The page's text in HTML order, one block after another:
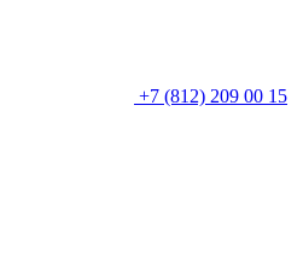
+7 (812) 209 00 15